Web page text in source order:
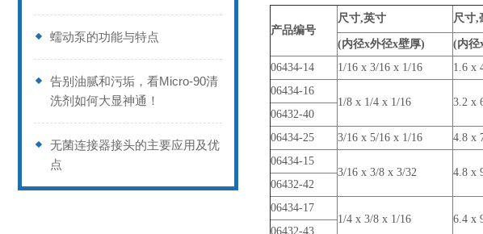
蠕动泵的功能与特点
告别油腻和污垢，看Micro-90清
洗剂如何大显神通！
无菌连接器接头的主要应用及优
点
产品编号
尺寸,英寸
尺寸,
(内径x外径x壁厚)
(内径
06434-14
1/16 x 3/16 x 1/16 1.6 x
06434-16
1/8 x 1/4 x 1/16
3.2 x
06432-40
06434-25
3/16 x 5/16 x 1/16 4.8 x
06434-15
3/16 x 3/8 x 3/32
4.8 x
06432-42
06434-17
1/4 x 3/8 x 1/16
6.4 x
06432-43